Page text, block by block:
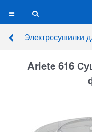
Электросушилки
Ariete 616